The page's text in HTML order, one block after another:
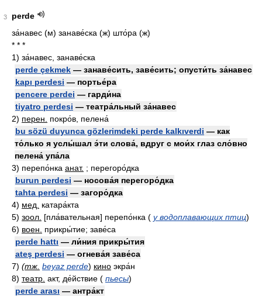
3
perde
за́навес (м) занаве́ска (ж) што́ра (ж)
* * *
1) за́навес, занаве́ска
perde çekmek — занаве́сить, заве́сить; опусти́ть за́навес
kapı perdesi — портье́ра
pencere perdei — гарди́на
tiyatro perdesi — театра́льный за́навес
2) перен.
покро́в, пелена́
bu sözü duyunca gözlerimdeki perde kalkıverdi — как
то́лько я услы́шал э́ти слова́, вдруг с мои́х глаз сло́вно
пелена́ упа́ла
3) перепо́нка анат. ; перегоро́дка
burun perdesi — носова́я перегоро́дка
tahta perdesi — загоро́дка
4) мед.
катара́кта
5) зоол. [пла́вательная] перепо́нка ( у водоплавающих птиц)
6) воен.
прикры́тие; заве́са
perde hattı — ли́ния прикры́тия
ateş perdesi — огнева́я заве́са
7) (тж. beyaz perde) кино экра́н
8) театр. акт, де́йствие ( пьесы)
perde arası — антра́кт